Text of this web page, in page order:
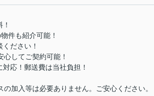
件も紹介可能！
ださい！
してご契約可能！
応！郵送費は当社負担！
加入等は必要ありません。ご安心ください。